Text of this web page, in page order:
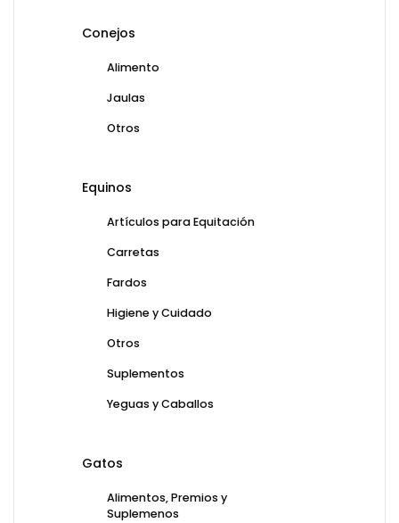
Conejos
Alimento
Jaulas
Otros
Equinos
Artículos para Equitación
Carretas
Fardos
Higiene y Cuidado
Otros
Suplementos
Yeguas y Caballos
Gatos
Alimentos, Premios y
Suplemenos